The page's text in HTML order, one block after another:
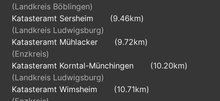
(Landkreis Böblingen)
Katasteramt Sersheim
(9.46km)
(Landkreis Ludwigsburg)
Katasteramt Mühlacker
(9.72km)
(Enzkreis)
Katasteramt Korntal-Münchingen
(10.20km)
(Landkreis Ludwigsburg)
Katasteramt Wimsheim
(10.71km)